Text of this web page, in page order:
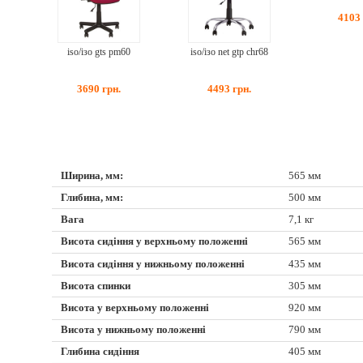
iso/ізо gts pm60
3690 грн.
iso/ізо net gtp chr68
4493 грн.
4103
Ширина, мм:
565 мм
Глибина, мм:
500 мм
Вага
7,1 кг
Висота сидіння у верхньому положенні
565 мм
Висота сидіння у нижньому положенні
435 мм
Висота спинки
305 мм
Висота у верхньому положенні
920 мм
Висота у нижньому положенні
790 мм
Глибина сидіння
405 мм